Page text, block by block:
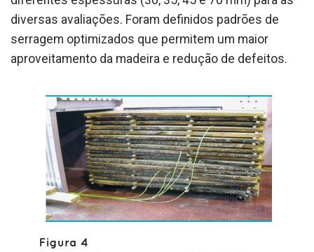
diversas avaliações. Foram definidos padrões de
serragem optimizados que permitem um maior
aproveitamento da madeira e redução de defeitos.